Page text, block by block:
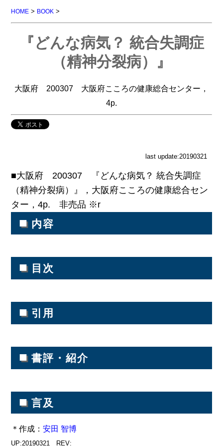
HOME > BOOK >
『どんな病気？ 統合失調症
（精神分裂病）』
大阪府 200307 大阪府こころの健康総合センター，
4p.
last update:20190321
■大阪府 200307 『どんな病気？ 統合失調症
（精神分裂病）』，大阪府こころの健康総合セン
ター，4p. 非売品 ※r
■ 内容
■ 目次
■ 引用
■ 書評・紹介
■ 言及
＊作成：安田 智博
UP:20190321 REV: